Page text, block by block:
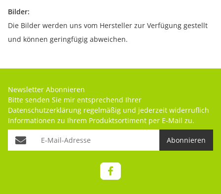
Bilder:
Die Bilder werden uns vom Hersteller zur Verfügung gestellt
und können geringfügig abweichen.
Newsletter Abonnieren
Bitte senden Sie mir entsprechend Ihrer
Datenschutzerklärung regelmäßig und jederzeit widerruflich
Informationen zu Ihrem Produktsortiment per E-Mail zu.
Abonnieren